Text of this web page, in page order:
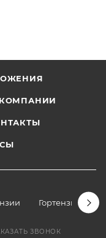
Гортензии
ЗВОНОК